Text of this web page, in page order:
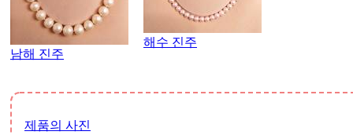
남해 진주
해수 진주
제품의 사진